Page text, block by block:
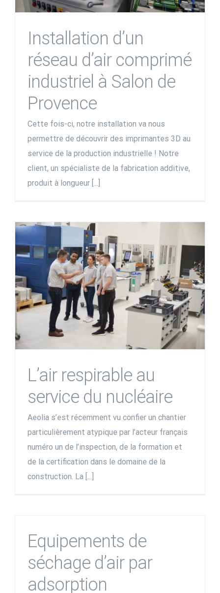
Installation d’un
réseau d’air comprimé
industriel à Salon de
Provence
Cette fois-ci, notre installation va nous
permettre de découvrir des imprimantes 3D au
service de la production industrielle ! Notre
client, un spécialiste de la fabrication additive,
produit à longueur [...]
L’air respirable au
service du nucléaire
Aeolia s’est récemment vu confier un chantier
particulièrement atypique par l’acteur français
numéro un de l’inspection, de la formation et
de la certification dans le domaine de la
construction. La [...]
Equipements de
séchage d’air par
adsorption